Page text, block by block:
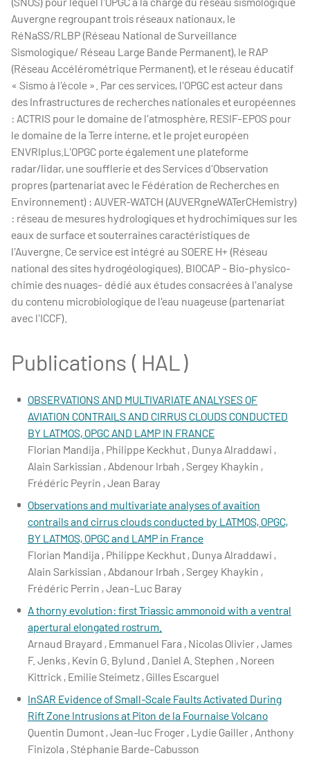
Auvergne regroupant trois réseaux nationaux, le
RéNaSS/RLBP (Réseau National de Surveillance
Sismologique/ Réseau Large Bande Permanent), le RAP
(Réseau Accélérométrique Permanent), et le réseau éducatif
« Sismo à l'école ». Par ces services, l'OPGC est acteur dans
des Infrastructures de recherches nationales et européennes
: ACTRIS pour le domaine de l'atmosphère, RESIF-EPOS pour
le domaine de la Terre interne, et le projet européen
ENVRIplus.L'OPGC porte également une plateforme
radar/lidar, une soufflerie et des Services d'Observation
propres (partenariat avec le Fédération de Recherches en
Environnement) : AUVER-WATCH (AUVERgneWATerCHemistry)
: réseau de mesures hydrologiques et hydrochimiques sur les
eaux de surface et souterraines caractéristiques de
l'Auvergne. Ce service est intégré au SOERE H+ (Réseau
national des sites hydrogéologiques). BIOCAP - Bio-physico-
chimie des nuages- dédié aux études consacrées à l'analyse
du contenu microbiologique de l'eau nuageuse (partenariat
avec l'ICCF).
Publications ( HAL )
OBSERVATIONS AND MULTIVARIATE ANALYSES OF
AVIATION CONTRAILS AND CIRRUS CLOUDS CONDUCTED
BY LATMOS, OPGC AND LAMP IN FRANCE
Florian Mandija , Philippe Keckhut , Dunya Alraddawi ,
Alain Sarkissian , Abdenour Irbah , Sergey Khaykin ,
Frédéric Peyrin , Jean Baray
Observations and multivariate analyses of avaition
contrails and cirrus clouds conducted by LATMOS, OPGC,
BY LATMOS, OPGC and LAMP in France
Florian Mandija , Philippe Keckhut , Dunya Alraddawi ,
Alain Sarkissian , Abdanour Irbah , Sergey Khaykin ,
Frédéric Perrin , Jean-Luc Baray
A thorny evolution: first Triassic ammonoid with a ventral
apertural elongated rostrum.
Arnaud Brayard , Emmanuel Fara , Nicolas Olivier , James
F. Jenks , Kevin G. Bylund , Daniel A. Stephen , Noreen
Kittrick , Emilie Steimetz , Gilles Escarguel
InSAR Evidence of Small‐Scale Faults Activated During
Rift Zone Intrusions at Piton de la Fournaise Volcano
Quentin Dumont , Jean‐luc Froger , Lydie Gailler , Anthony
Finizola , Stéphanie Barde-Cabusson